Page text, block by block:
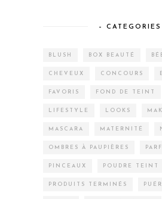
– CATEGORIES
BLUSH BOX BEAUTÉ
CHEVEUX CONCOURS
FAVORIS FOND DE TEINT
LIFESTYLE LOOKS
MASCARA MATERNITÉ
OMBRES À PAUPIÈRES
PINCEAUX POUDRE TEINT
PRODUITS TERMINÉS